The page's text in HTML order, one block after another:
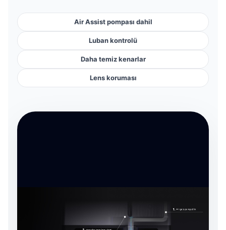
Air Assist pompası dahil
Luban kontrolü
Daha temiz kenarlar
Lens koruması